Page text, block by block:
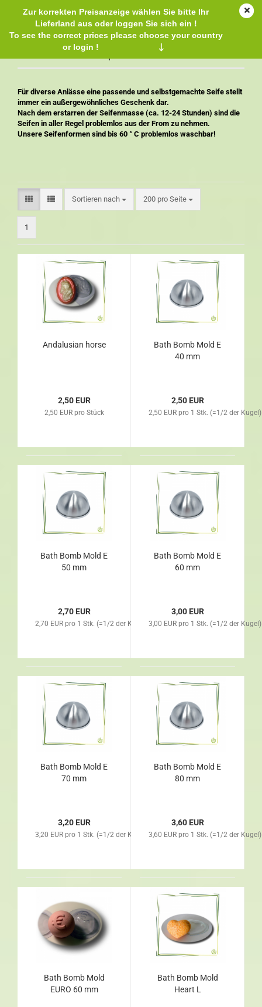
Zur korrekten Preisanzeige wählen Sie bitte Ihr
Lieferland aus oder loggen Sie sich ein !
To see the correct prices please choose your country
or login !
↓
Seifenformen / Soap Molds
Für diverse Anlässe eine passende und selbstgemachte Seife stellt
immer ein außergewöhnliches Geschenk dar.
Nach dem erstarren der Seifenmasse (ca. 12-24 Stunden) sind die
Seifen in aller Regel problemlos aus der From zu nehmen.
Unsere Seifenformen sind bis 60 ° C problemlos waschbar!
Sortieren nach 200 pro Seite
1
Andalusian horse
2,50 EUR
2,50 EUR pro Stück
Bath Bomb Mold E
40 mm
2,50 EUR
2,50 EUR pro 1 Stk. (=1/2 der Kugel)
Bath Bomb Mold E
50 mm
2,70 EUR
2,70 EUR pro 1 Stk. (=1/2 der Kugel)
Bath Bomb Mold E
60 mm
3,00 EUR
3,00 EUR pro 1 Stk. (=1/2 der Kugel)
Bath Bomb Mold E
70 mm
3,20 EUR
3,20 EUR pro 1 Stk. (=1/2 der Kugel)
Bath Bomb Mold E
80 mm
3,60 EUR
3,60 EUR pro 1 Stk. (=1/2 der Kugel)
Bath Bomb Mold
EURO 60 mm
Bath Bomb Mold
Heart L